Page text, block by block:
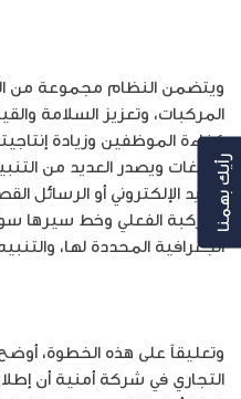
ويتضمن النظام مجموعة من
المركبات، وتعزيز السلامة
كفاءة الموظفين وزيادة
10 لغات ويصدر العديد من
البريد الإلكتروني أو الرسائل
المركبة الفعلي وخط سيرها
الجغرافية المحددة لها،
وتعليقاً على هذه الخطوة،
التجاري في شركة أمنية أن
رأيك بهمنا